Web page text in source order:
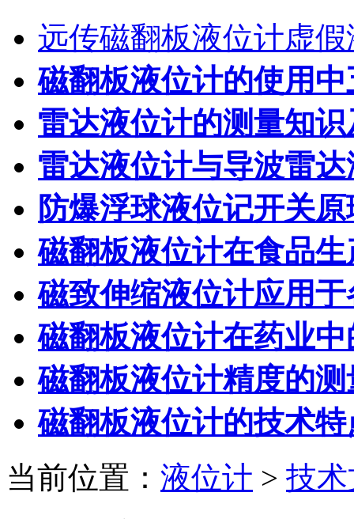
远传磁翻板液位计虚
磁翻板液位计的使用
雷达液位计的测量知
雷达液位计与导波雷
防爆浮球液位记开关
磁翻板液位计在食品
磁致伸缩液位计应用
磁翻板液位计在药业
磁翻板液位计精度的
磁翻板液位计的技术
当前位置： 液位计 > 技